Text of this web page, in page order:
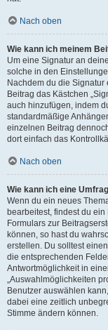
Nach oben
Wie kann ich meinem
Um eine Signatur an
solche in den
Nachdem du die
Beitrag das Kästchen
auch hinzufügen, indem
standardmäßige
einzelnen Beitrag
dort einfach das
Nach oben
Wie kann ich eine
Wenn du ein neues
bearbeitest, findest du
Formulars zur
können, so hast du
erstellen. Du solltest
die entsprechenden
Antwortmöglichkeit in
„Auswahlmöglichkeiten
Benutzer auswählen
dabei eine zeitlich
Stimme ändern können.